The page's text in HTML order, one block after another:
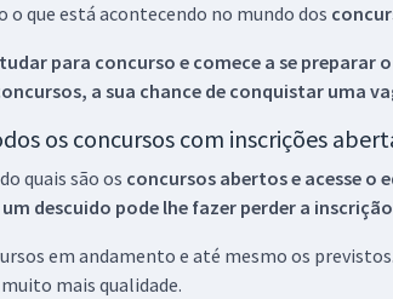
o que está acontecendo no mundo dos
para concurso e comece a se preparar
a sua chance de conquistar uma
os concursos com inscrições
quais são os concursos abertos e acesse
descuido pode lhe fazer perder a
em andamento e até mesmo os
mais qualidade.